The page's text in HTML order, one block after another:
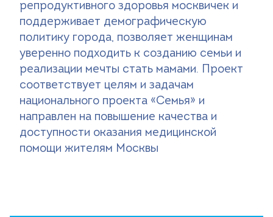
репродуктивного здоровья москвичек и
поддерживает демографическую
политику города, позволяет женщинам
уверенно подходить к созданию семьи и
реализации мечты стать мамами. Проект
соответствует целям и задачам
национального проекта «Семья» и
направлен на повышение качества и
доступности оказания медицинской
помощи жителям Москвы